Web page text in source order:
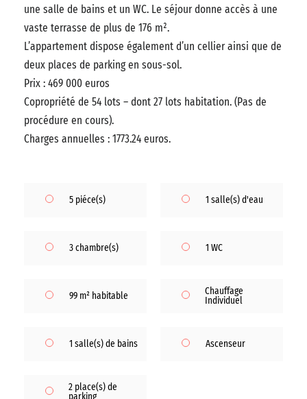
une salle de bains et un WC. Le séjour donne accès à une
vaste terrasse de plus de 176 m².
L’appartement dispose également d’un cellier ainsi que de
deux places de parking en sous-sol.
Prix : 469 000 euros
Copropriété de 54 lots – dont 27 lots habitation. (Pas de
procédure en cours).
Charges annuelles : 1773.24 euros.
5 piéce(s)
3 chambre(s)
99 m² habitable
1 salle(s) de bains
1 salle(s) d'eau
1 WC
Chauffage
Individuel
Ascenseur
2 place(s) de
parking